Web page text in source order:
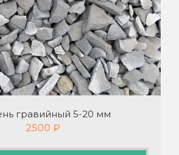
гравийный 5-20 мм
2500 ₽